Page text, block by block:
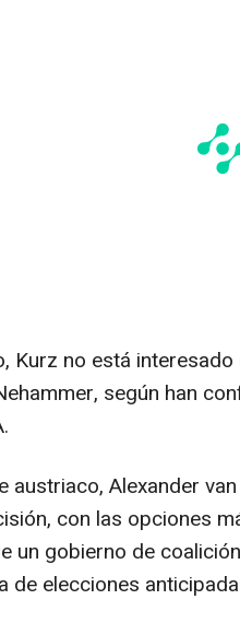
Kurz no está
según han
austriaco, Alexander
con las opciones
un gobierno de
de elecciones